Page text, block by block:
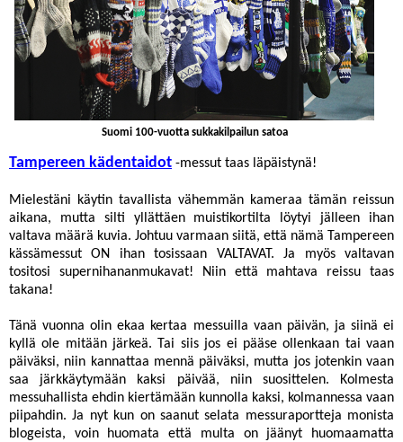
Suomi 100-vuotta sukkakilpailun satoa
Tampereen kädentaidot -messut taas läpäistynä!
Mielestäni käytin tavallista vähemmän kameraa tämän reissun
aikana, mutta silti yllättäen muistikortilta löytyi jälleen ihan
valtava määrä kuvia. Johtuu varmaan siitä, että nämä Tampereen
kässämessut ON ihan tosissaan VALTAVAT. Ja myös valtavan
tositosi supernihananmukavat! Niin että mahtava reissu taas
takana!
Tänä vuonna olin ekaa kertaa messuilla vaan päivän, ja siinä ei
kyllä ole mitään järkeä. Tai siis jos ei pääse ollenkaan tai vaan
päiväksi, niin kannattaa mennä päiväksi, mutta jos jotenkin vaan
saa järkkäytymään kaksi päivää, niin suosittelen. Kolmesta
messuhallista ehdin kiertämään kunnolla kaksi, kolmannessa vaan
piipahdin. Ja nyt kun on saanut selata messuraportteja monista
blogeista, voin huomata että multa on jäänyt huomaamatta